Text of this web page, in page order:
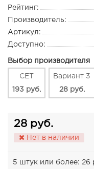
Рейтинг:
Производитель:
Артикул:
Доступно:
Выбор производителя
CET
193 руб.
Вариант 3
28 руб.
28 руб.
Нет в наличии
5 штук или более: 26